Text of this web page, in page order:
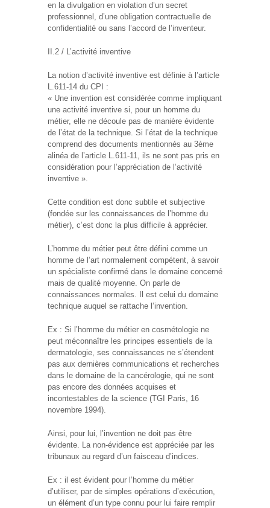
en la divulgation en violation d’un secret
professionnel, d’une obligation contractuelle de
confidentialité ou sans l’accord de l’inventeur.
II.2 / L’activité inventive
La notion d’activité inventive est définie à l’article
L.611-14 du CPI :
« Une invention est considérée comme impliquant
une activité inventive si, pour un homme du
métier, elle ne découle pas de manière évidente
de l’état de la technique. Si l’état de la technique
comprend des documents mentionnés au 3ème
alinéa de l’article L.611-11, ils ne sont pas pris en
considération pour l’appréciation de l’activité
inventive ».
Cette condition est donc subtile et subjective
(fondée sur les connaissances de l’homme du
métier), c’est donc la plus difficile à apprécier.
L’homme du métier peut être défini comme un
homme de l’art normalement compétent, à savoir
un spécialiste confirmé dans le domaine concerné
mais de qualité moyenne. On parle de
connaissances normales. Il est celui du domaine
technique auquel se rattache l’invention.
Ex : Si l’homme du métier en cosmétologie ne
peut méconnaître les principes essentiels de la
dermatologie, ses connaissances ne s’étendent
pas aux dernières communications et recherches
dans le domaine de la cancérologie, qui ne sont
pas encore des données acquises et
incontestables de la science (TGI Paris, 16
novembre 1994).
Ainsi, pour lui, l’invention ne doit pas être
évidente. La non-évidence est appréciée par les
tribunaux au regard d’un faisceau d’indices.
Ex : il est évident pour l’homme du métier
d’utiliser, par de simples opérations d’exécution,
un élément d’un type connu pour lui faire remplir